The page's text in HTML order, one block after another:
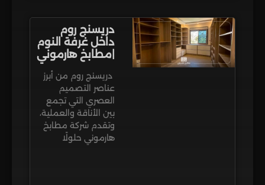
دريسنج روم
داخل غرفة النوم​
|مطابخ هارموني
دريسنج روم من أبرز
عناصر التصميم
العصري التي تجمع
بين الأناقة والعملية،
وتقدم شركة مطابخ
هارموني حلولًا